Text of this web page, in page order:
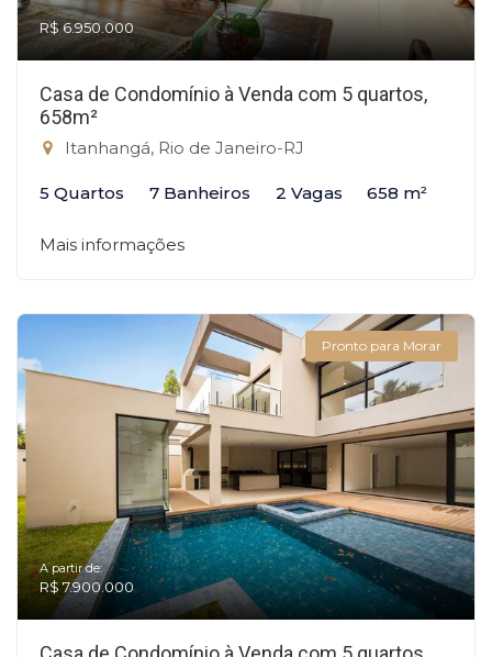
R$ 6.950.000
Casa de Condomínio à Venda com 5 quartos,
658m²
Itanhangá, Rio de Janeiro-RJ
5 Quartos 7 Banheiros 2 Vagas 658 m²
Mais informações
Pronto para Morar
A partir de:
R$ 7.900.000